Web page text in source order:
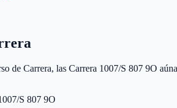
de Carrera, las Carrera 1007/S 807 9O
S 807 9O